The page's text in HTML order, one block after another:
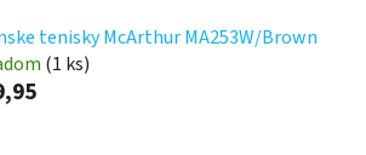
tenisky McArthur MA253W/Brown
(1 ks)